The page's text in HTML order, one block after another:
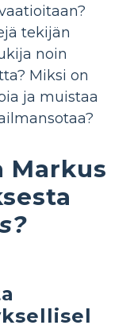
tekijän
noin
Miksi on
ja muistaa
Markus